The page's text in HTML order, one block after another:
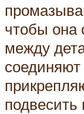
чтобы она
между
соединяют
подвесить